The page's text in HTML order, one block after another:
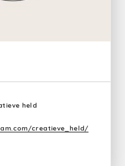
held
creatieve_held/